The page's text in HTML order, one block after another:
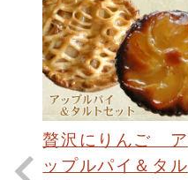
贅沢にりんご ア
ップルパイ＆タル